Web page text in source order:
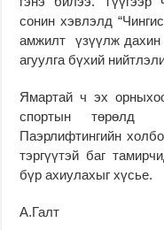
сонин хэвлэлд
амжилт үзүүлж дахин
агуулга бүхий
Ямартай ч эх
спортын төрөлд
Паэрлифтингийн
тэргүүтэй баг
бүр ахиулахыг хүсье.
А.Галт